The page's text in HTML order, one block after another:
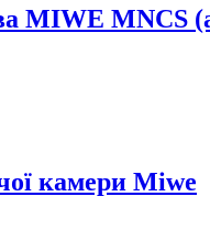
MIWE MNCS
камери Miwe